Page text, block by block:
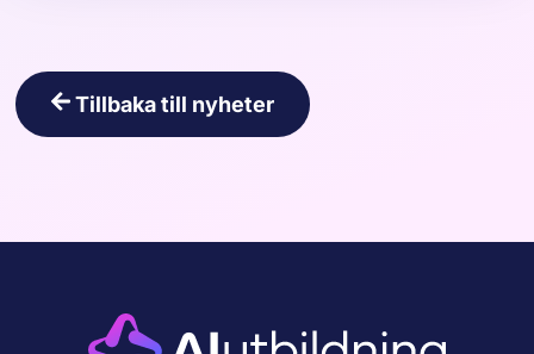
Tillbaka till nyheter